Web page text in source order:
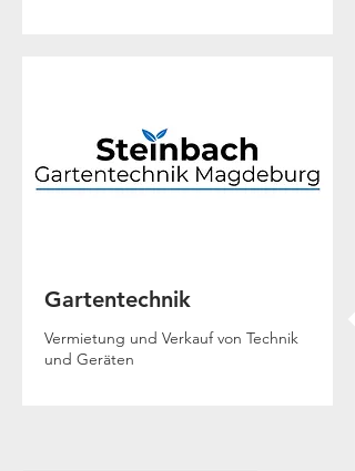
Gartentechnik
Vermietung und Verkauf von Technik
und Geräten